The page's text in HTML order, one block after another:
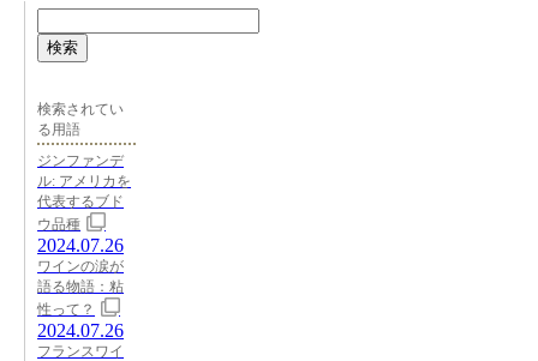
検索
検索されてい
る用語
ジンファンデ
ル: アメリカを
代表するブド
ウ品種
2024.07.26
ワインの涙が
語る物語：粘
性って？
2024.07.26
フランスワイ